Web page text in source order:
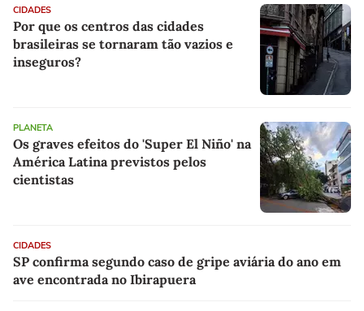
CIDADES
Por que os centros das cidades
brasileiras se tornaram tão vazios e
inseguros?
PLANETA
Os graves efeitos do 'Super El Niño' na
América Latina previstos pelos
cientistas
CIDADES
SP confirma segundo caso de gripe aviária do ano em
ave encontrada no Ibirapuera